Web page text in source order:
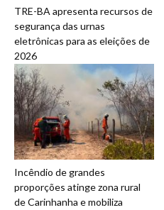
TRE-BA apresenta recursos de
segurança das urnas
eletrônicas para as eleições de
2026
Incêndio de grandes
proporções atinge zona rural
de Carinhanha e mobiliza